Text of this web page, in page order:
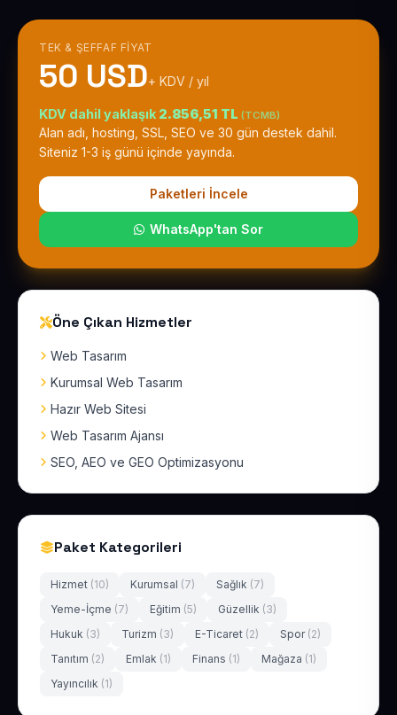
TEK & ŞEFFAF FIYAT
50 USD+ KDV / yıl
KDV dahil yaklaşık 2.856,51 TL (TCMB)
Alan adı, hosting, SSL, SEO ve 30 gün destek dahil.
Siteniz 1-3 iş günü içinde yayında.
Paketleri İncele
WhatsApp'tan Sor
Öne Çıkan Hizmetler
Web Tasarım
Kurumsal Web Tasarım
Hazır Web Sitesi
Web Tasarım Ajansı
SEO, AEO ve GEO Optimizasyonu
Paket Kategorileri
Hizmet (10) Kurumsal (7) Sağlık (7)
Yeme-İçme (7) Eğitim (5) Güzellik (3)
Hukuk (3) Turizm (3) E-Ticaret (2) Spor (2)
Tanıtım (2) Emlak (1) Finans (1) Mağaza (1)
Yayıncılık (1)